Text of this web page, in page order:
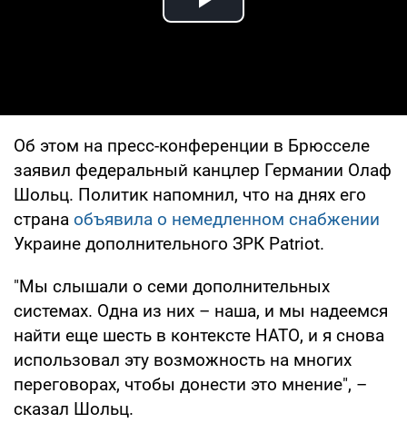
Play Video
Об этом на пресс-конференции в Брюсселе
заявил федеральный канцлер Германии Олаф
Шольц. Политик напомнил, что на днях его
страна объявила о немедленном снабжении
Украине дополнительного ЗРК Patriot.
"Мы слышали о семи дополнительных
системах. Одна из них – наша, и мы надеемся
найти еще шесть в контексте НАТО, и я снова
использовал эту возможность на многих
переговорах, чтобы донести это мнение", –
сказал Шольц.